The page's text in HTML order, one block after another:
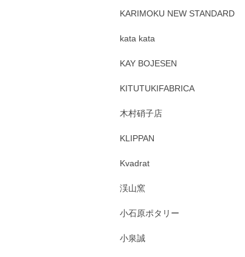
KARIMOKU NEW STANDARD
kata kata
KAY BOJESEN
KITUTUKIFABRICA
木村硝子店
KLIPPAN
Kvadrat
渓山窯
小石原ポタリー
小泉誠